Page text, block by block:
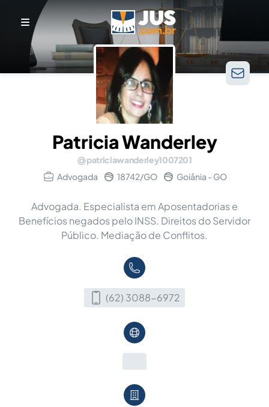
Patricia Wanderley
patriciawanderley1007201
Advogada
18742/GO Goiânia - GO
Advogada. Especialista em Aposentadorias e
Benefícios negados pelo INSS. Direitos do Servidor
Público. Mediação de Conflitos.
(62) 3088-6972